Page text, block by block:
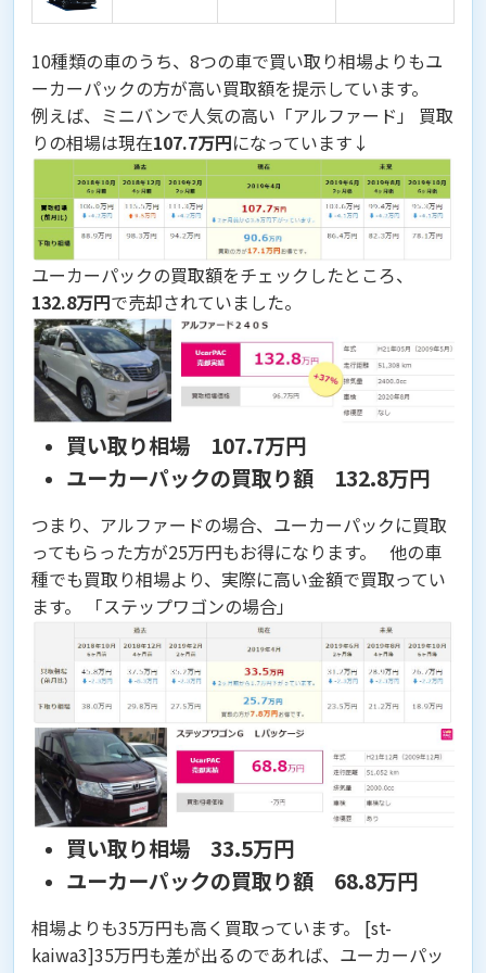
10種類の車のうち、 8つの車で買い取り相場よりもユ
ーカーパックの方が高い買取額を提示しています。
例えば、ミニバンで人気の高い「アルファード」 買取
りの相場は現在107.7万円になっています↓
ユーカーパックの買取額をチェックしたところ、
132.8万円で売却されていました。
買い取り相場 107.7万円
ユーカーパックの買取り額 132.8万円
つまり、アルファードの場合、ユーカーパックに買取
ってもらった方が25万円もお得になります。 他の車
種でも買取り相場より、実際に高い金額で買取ってい
ます。 「ステップワゴンの場合」
買い取り相場 33.5万円
ユーカーパックの買取り額 68.8万円
相場よりも35万円も高く買取っています。
[st-
kaiwa3]35万円も差が出るのであれば、ユーカーパッ